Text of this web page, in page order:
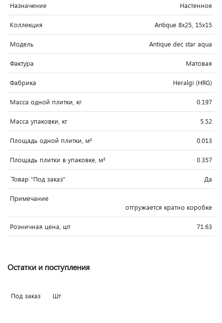
Назначение Настенное
Коллекция Antique 8x25, 15x15
Модель Antique dec star aqua
Фактура Матовая
Фабрика Heralgi (HRG)
Масса одной плитки, кг 0.197
Масса упаковки, кг 5.52
Площадь одной плитки, м² 0.013
Площадь плитки в упаковке, м² 0.357
`Товар "Под заказ" Да
Примечание
отгружается кратно коробке
Розничная цена, шт 71.63
Остатки и поступления
Под заказ Шт